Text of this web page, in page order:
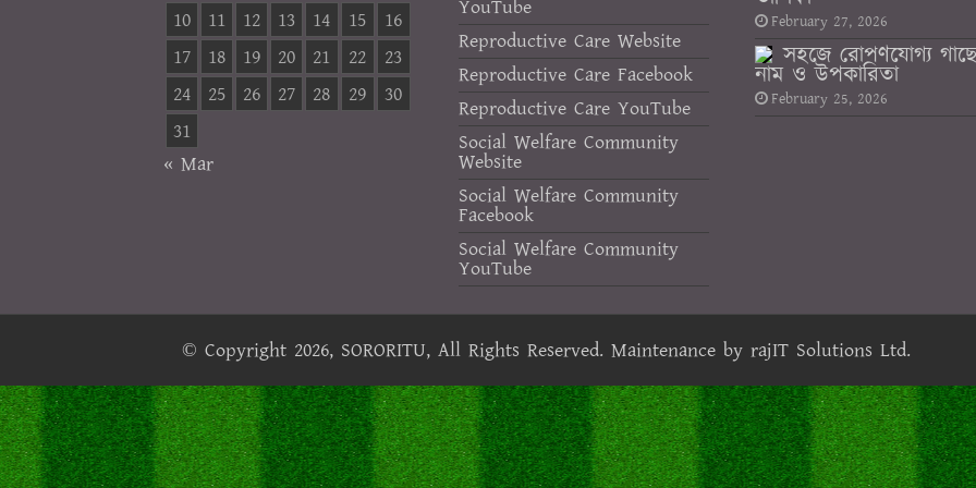
10 11 12 13 14 15
16
17
18 19 20 21 22
23
24
25 26 27 28 29
30
31
« Mar
YouTube
Reproductive Care Website
Reproductive Care Facebook
Reproductive Care YouTube
Social Welfare Community
Website
Social Welfare Community
Facebook
Social Welfare Community
YouTube
February 27, 2026
সহজে রোপণযোগ্য
নাম ও উপকারিতা
February 25, 2026
© Copyright 2026, SORORITU, All Rights Reserved. Maintenance by rajIT Solutions Ltd.